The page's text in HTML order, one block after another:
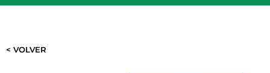
< VOLVER